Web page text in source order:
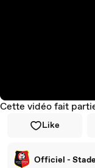
Cette vidéo fait
Like
Officiel -